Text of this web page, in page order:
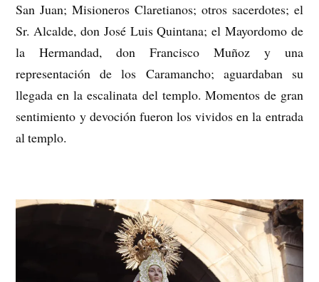
San Juan; Misioneros Claretianos; otros sacerdotes; el
Sr. Alcalde, don José Luis Quintana; el Mayordomo de
la Hermandad, don Francisco Muñoz y una
representación de los Caramancho; aguardaban su
llegada en la escalinata del templo. Momentos de gran
sentimiento y devoción fueron los vividos en la entrada
al templo.